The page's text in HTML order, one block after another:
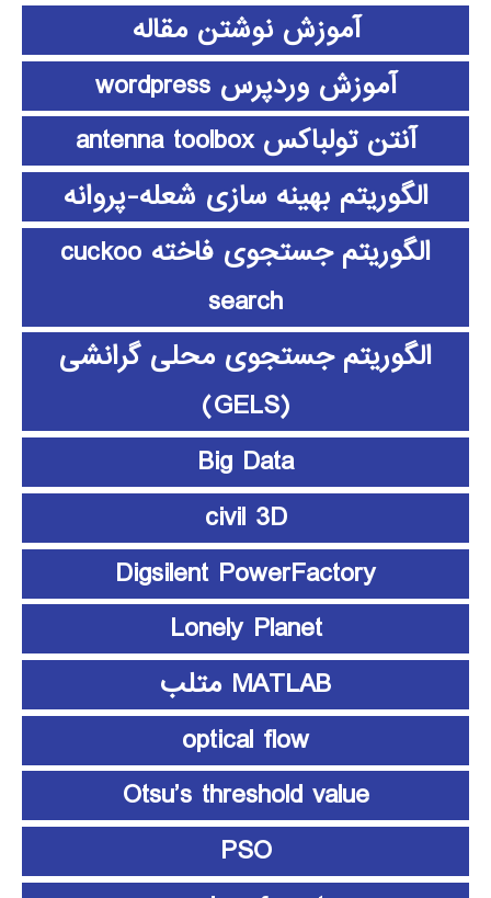
آموزش نوشتن مقاله
آموزش وردپرس wordpress
آنتن تولباکس antenna toolbox
الگوریتم بهینه سازی شعله-پروانه
الگوریتم جستجوی فاخته cuckoo
search
الگوریتم جستجوی محلی گرانشی
(GELS)
Big Data
civil 3D
Digsilent PowerFactory
Lonely Planet
MATLAB متلب
optical flow
Otsu’s threshold value
PSO